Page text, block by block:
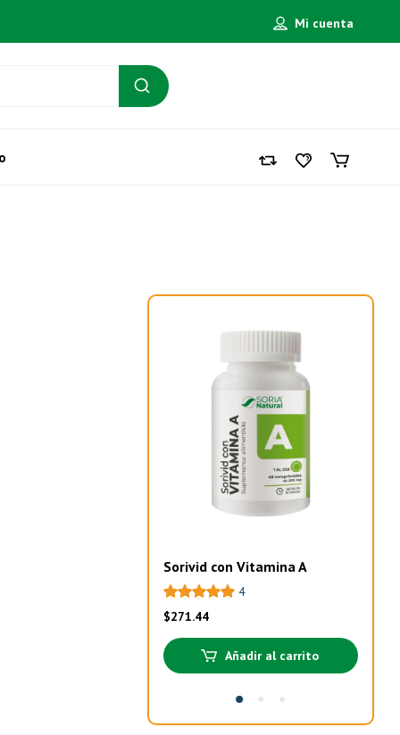
Mi cuenta
Sorivid con Vitamina A
4
$271.44
Añadir al carrito